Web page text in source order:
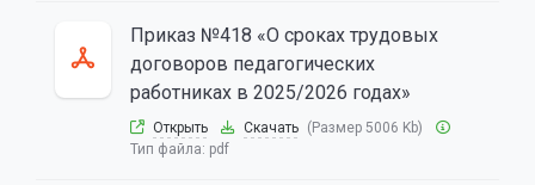
Приказ №418 «О сроках трудовых
договоров педагогических
работниках в 2025/2026 годах»
Открыть Скачать (Размер 5006 Kb)
Тип файла: pdf